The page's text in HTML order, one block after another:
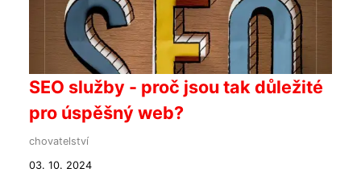
SEO služby - proč jsou tak důležité
pro úspěšný web?
chovatelství
03. 10. 2024